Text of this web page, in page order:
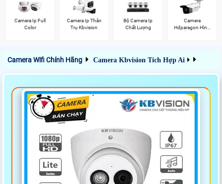
Camera Ip Full
Color
Camera Ip Thân
Trụ Kbvision
Bộ Camera Ip
Chất Lượng
Camera
Hdparagon Hình
Camera Wifi Chính Hãng Camera Kbvision Tích Hợp Ai